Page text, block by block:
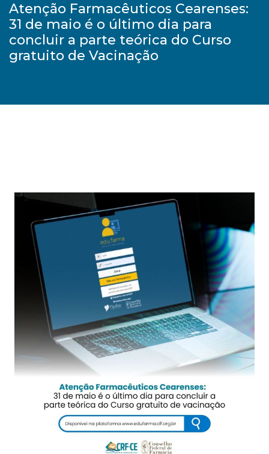
Atenção Farmacêuticos Cearenses:
31 de maio é o último dia para
concluir a parte teórica do Curso
gratuito de Vacinação